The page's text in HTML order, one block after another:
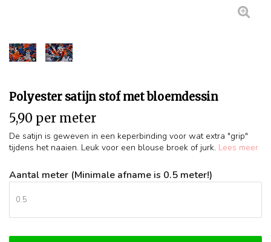
Polyester satijn stof met bloemdessin
5,90 per meter
De satijn is geweven in een keperbinding voor wat extra "grip"
tijdens het naaien. Leuk voor een blouse broek of jurk. Lees meer
Aantal meter (Minimale afname is 0.5 meter!)